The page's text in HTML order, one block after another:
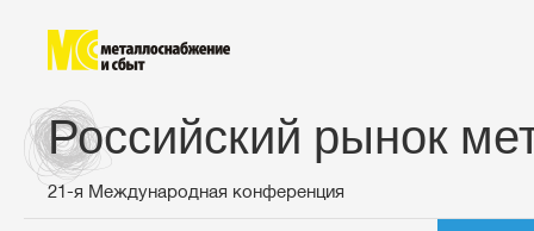
Российский рынок
21-я Международная конференция